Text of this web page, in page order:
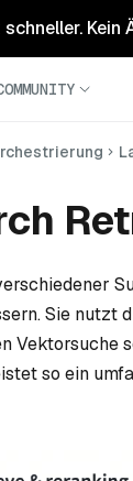
Kein
Sie nutzt
Vektorsuche
so ein